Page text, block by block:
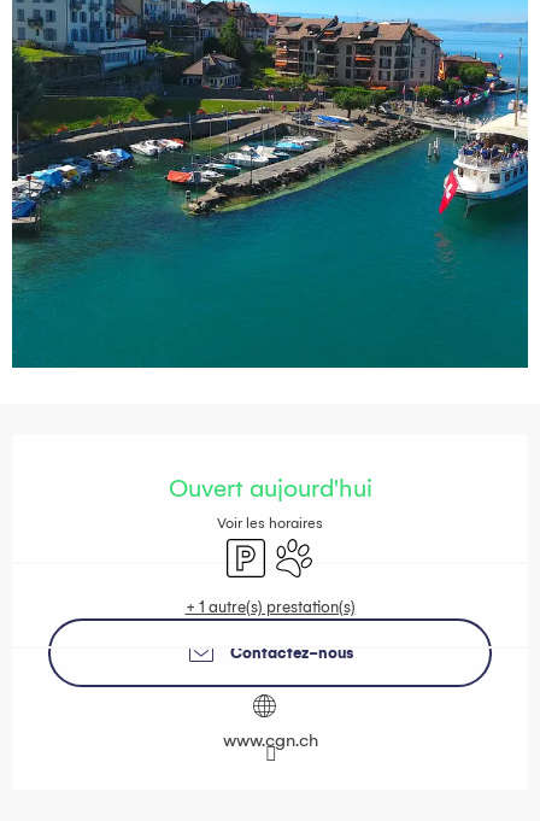
Ouvert aujourd'hui
Voir les horaires
ParkingAnimaux acceptés
+ 1 autre(s) prestation(s)
Contactez-nous
www.cgn.ch